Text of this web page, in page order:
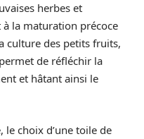
herbes et
la maturation précoce
culture des petits fruits,
de réfléchir la
et hâtant ainsi le
le choix d’une toile de